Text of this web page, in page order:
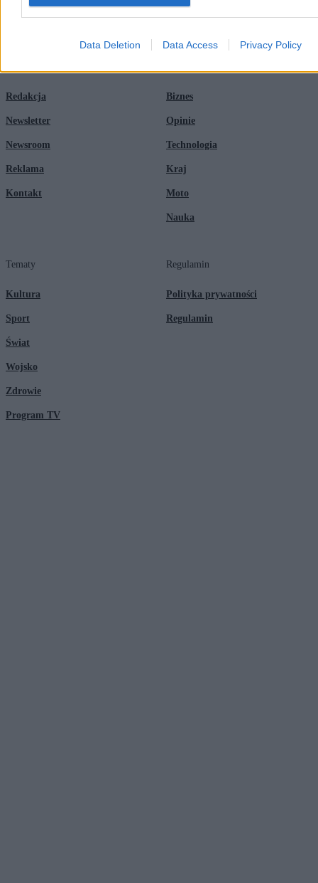
Data Deletion Data Access Privacy Policy
Redakcja
Newsletter
Newsroom
Reklama
Kontakt
Biznes
Opinie
Technologia
Kraj
Moto
Nauka
Tematy
Kultura
Sport
Świat
Wojsko
Zdrowie
Program TV
Regulamin
Polityka prywatności
Regulamin